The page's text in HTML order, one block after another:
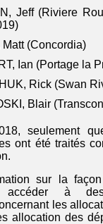
Jeff (Riviere
Matt (Concordia)
Ian (Portage la
Rick (Swan
Blair
seulement
ont été traités
sur la
à des
les
allocation des